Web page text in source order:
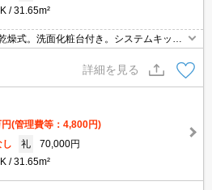
31.65m²
燥式。洗面化粧台付き。システムキッチ
詳細を見る
(管理費等：4,800円)
し 礼
70,000円
31.65m²